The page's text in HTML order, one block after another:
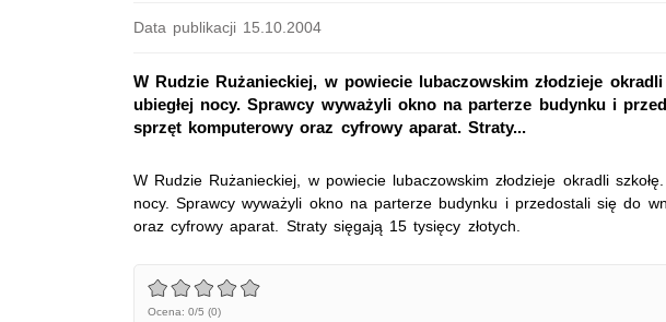
Data publikacji 15.10.2004
W Rudzie Rużanieckiej, w powiecie lubaczowskim złodzieje okradli
ubiegłej nocy. Sprawcy wyważyli okno na parterze budynku i
sprzęt komputerowy oraz cyfrowy aparat. Straty...
W Rudzie Rużanieckiej, w powiecie lubaczowskim złodzieje okradli
nocy. Sprawcy wyważyli okno na parterze budynku i przedostali się do
oraz cyfrowy aparat. Straty sięgają 15 tysięcy złotych.
Ocena: 0/5 (0)